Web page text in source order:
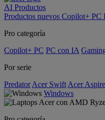
AI Productos
Productos nuevos Copilot+ PC
Pro categoría
Copilot+ PC PC con IA
Por serie
Predator Acer Swift Acer Aspire
Windows